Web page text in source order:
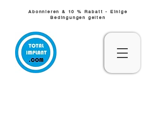
Abonnieren & 10 % Rabatt - Einige
Bedingungen gelten